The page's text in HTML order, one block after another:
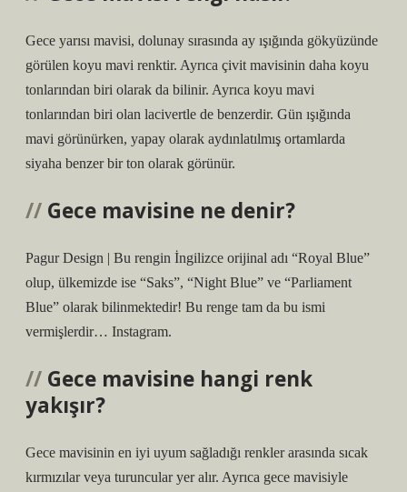
Gece yarısı mavisi, dolunay sırasında ay ışığında gökyüzünde
görülen koyu mavi renktir. Ayrıca çivit mavisinin daha koyu
tonlarından biri olarak da bilinir. Ayrıca koyu mavi
tonlarından biri olan lacivertle de benzerdir. Gün ışığında
mavi görünürken, yapay olarak aydınlatılmış ortamlarda
siyaha benzer bir ton olarak görünür.
Gece mavisine ne denir?
Pagur Design | Bu rengin İngilizce orijinal adı “Royal Blue”
olup, ülkemizde ise “Saks”, “Night Blue” ve “Parliament
Blue” olarak bilinmektedir! Bu renge tam da bu ismi
vermişlerdir… Instagram.
Gece mavisine hangi renk
yakışır?
Gece mavisinin en iyi uyum sağladığı renkler arasında sıcak
kırmızılar veya turuncular yer alır. Ayrıca gece mavisiyle